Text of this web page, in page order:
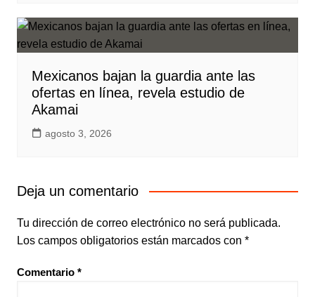
Mexicanos bajan la guardia ante las
ofertas en línea, revela estudio de
Akamai
agosto 3, 2026
Deja un comentario
Tu dirección de correo electrónico no será publicada.
Los campos obligatorios están marcados con *
Comentario *